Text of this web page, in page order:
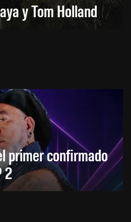
y Tom Holland
primer confirmado
2